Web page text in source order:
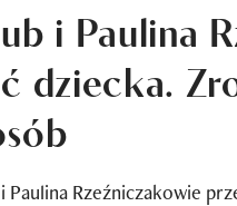
i Paulina
dziecka.
Paulina Rzeźniczakowie